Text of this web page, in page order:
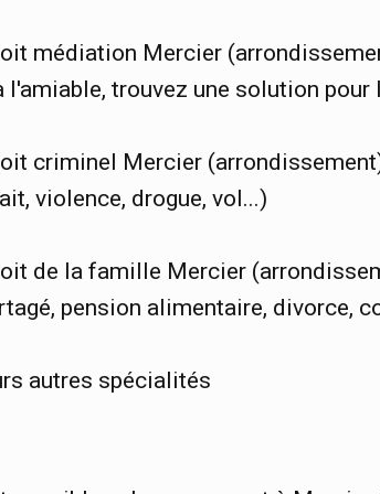
médiation Mercier
l'amiable, trouvez une solution pour
criminel Mercier
violence, drogue, vol...)
de la famille Mercier
pension alimentaire, divorce,
autres spécialités